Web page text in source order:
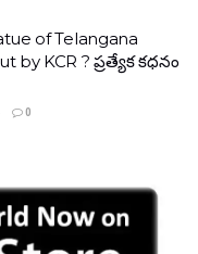
of Telangana
by KCR ? ప్రత్యేక కధనం
0